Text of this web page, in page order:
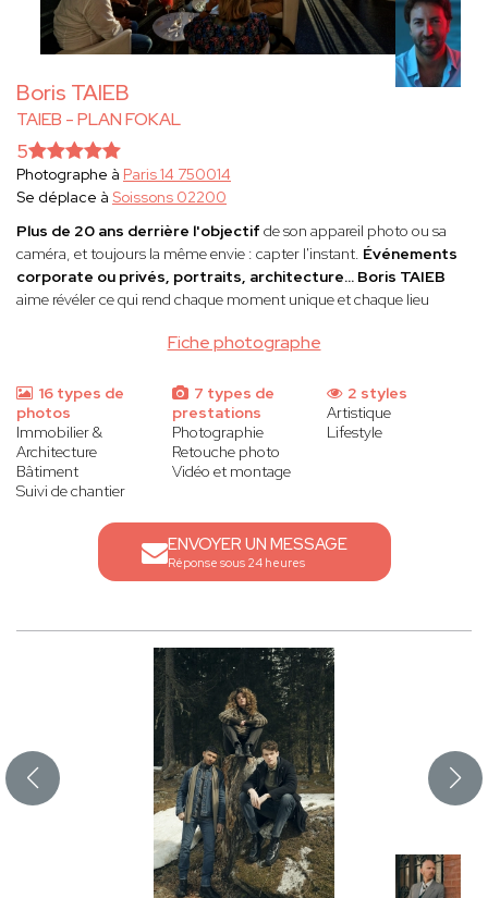
Boris TAIEB
TAIEB - PLAN FOKAL
Fiche photographe
5
Photographe à Paris 14 750014
Se déplace à Soissons 02200
Plus de 20 ans derrière l'objectif de son appareil photo ou sa
caméra, et toujours la même envie : capter l'instant. Événements
corporate ou privés, portraits, architecture... Boris TAIEB
aime révéler ce qui rend chaque moment unique et chaque lieu
16 types de
photos
Immobilier &
Architecture
Bâtiment
Suivi de chantier
7 types de
prestations
Photographie
Retouche photo
Vidéo et montage
2 styles
Artistique
Lifestyle
ENVOYER UN MESSAGE
Réponse sous 24 heures